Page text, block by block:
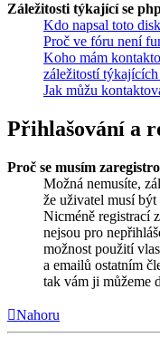
Záležitosti týkající se
Kdo napsal toto
Proč ve fóru není
Koho mám
záležitostí
Jak můžu
Přihlašování a
Proč se musím
Možná nemusíte,
že uživatel musí
Nicméně registrací
nejsou pro
možnost použití
a emailů ostatním
tak vám ji můžeme
Nahoru